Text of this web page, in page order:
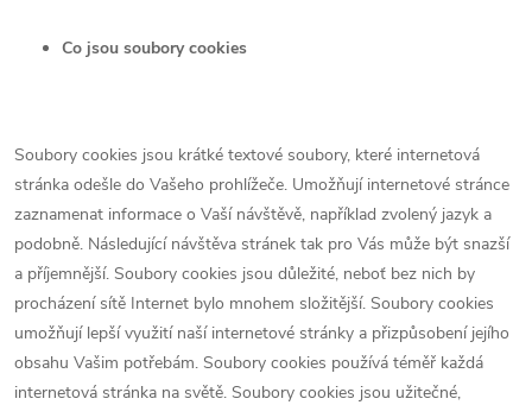
Co jsou soubory cookies
Soubory cookies jsou krátké textové soubory, které internetová
stránka odešle do Vašeho prohlížeče. Umožňují internetové stránce
zaznamenat informace o Vaší návštěvě, například zvolený jazyk a
podobně. Následující návštěva stránek tak pro Vás může být snazší
a příjemnější. Soubory cookies jsou důležité, neboť bez nich by
procházení sítě Internet bylo mnohem složitější. Soubory cookies
umožňují lepší využití naší internetové stránky a přizpůsobení jejího
obsahu Vašim potřebám. Soubory cookies používá téměř každá
internetová stránka na světě. Soubory cookies jsou užitečné,